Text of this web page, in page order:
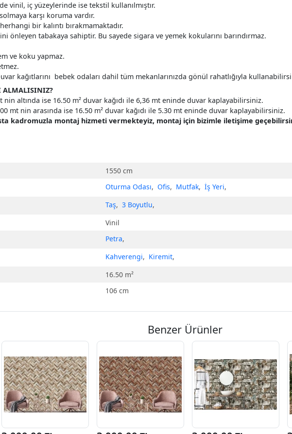
vinil, iç yüzeylerinde ise tekstil kullanılmıştır.
karşı koruma vardır.
bir kalıntı bırakmamaktadır.
önleyen tabakaya sahiptir. Bu sayede sigara ve yemek kokularını barındırmaz.
ve koku yapmaz.
kağıtlarını bebek odaları dahil tüm mekanlarınızda gönül rahatlığıyla
ALMALISINIZ?
altında ise 16.50 m² duvar kağıdı ile 6,36 mt eninde duvar kaplayabilirsiniz.
mt nin arasında ise 16.50 m² duvar kağıdı ile 5.30 mt eninde duvar kaplayabilirsiniz.
kadromuzla montaj hizmeti vermekteyiz, montaj için bizimle iletişime
1550 cm
Oturma Odası, Ofis, Mutfak, İş Yeri,
Taş, 3 Boyutlu,
Vinil
Petra,
Kahverengi, Kiremit,
16.50 m²
106 cm
Benzer Ürünler